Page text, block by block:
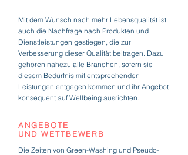
Mit dem Wunsch nach mehr Lebensqualität ist
auch die Nachfrage nach Produkten und
Dienstleistungen gestiegen, die zur
Verbesserung dieser Qualität beitragen. Dazu
gehören nahezu alle Branchen, sofern sie
diesem Bedürfnis mit entsprechenden
Leistungen entgegen kommen und ihr Angebot
konsequent auf Wellbeing ausrichten.
ANGEBOTE
UND WETTBEWERB
Die Zeiten von Green-Washing und Pseudo-